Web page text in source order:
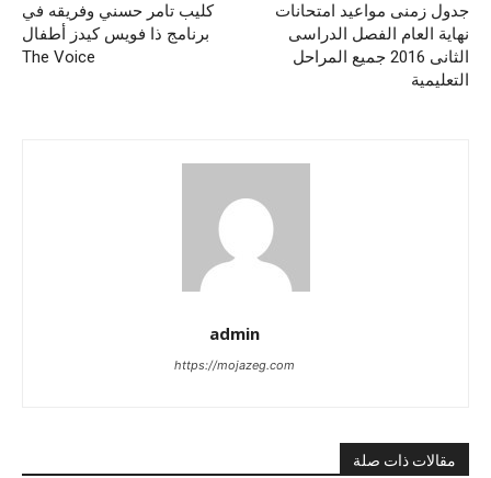
كليب تامر حسني وفريقه في
برنامج ذا فويس كيدز أطفال
The Voice
جدول زمنى مواعيد امتحانات
نهاية العام الفصل الدراسى
الثانى 2016 جميع المراحل
التعليمية
admin
https://mojazeg.com
مقالات ذات صلة